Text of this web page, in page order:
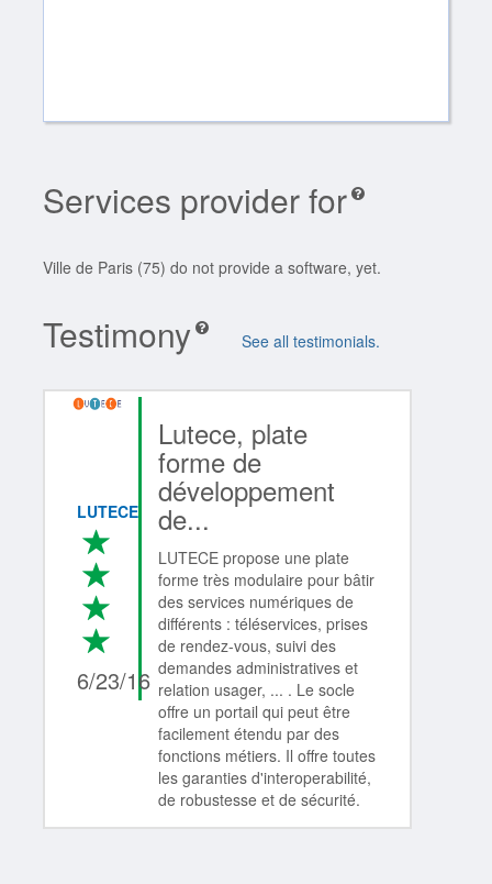
Services provider for
Ville de Paris (75) do not provide a software, yet.
Testimony See all testimonials.
LUTECE
6/23/16
Lutece, plate
forme de
développement
de...
LUTECE propose une plate
forme très modulaire pour bâtir
des services numériques de
différents : téléservices, prises
de rendez-vous, suivi des
demandes administratives et
relation usager, ... . Le socle
offre un portail qui peut être
facilement étendu par des
fonctions métiers. Il offre toutes
les garanties d'interoperabilité,
de robustesse et de sécurité.